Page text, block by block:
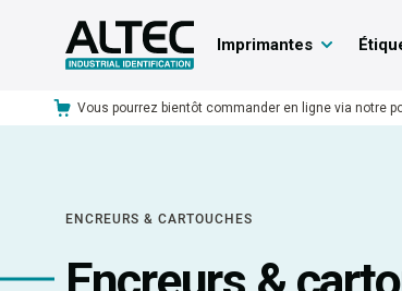
Imprimantes
Vous pourrez bientôt commander en ligne via notre
ENCREURS & CARTOUCHES